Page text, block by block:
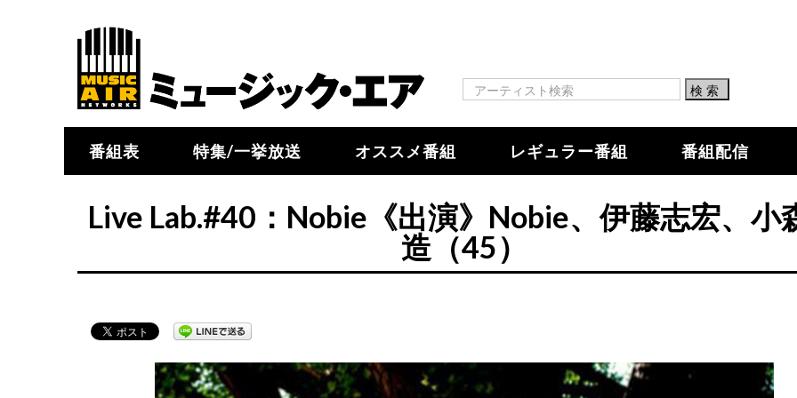
番組表 特集/一挙放送 オススメ番組 レギュラー番組 番組配信
Live Lab.#40：Nobie《出演》Nobie、伊藤志宏、小
造（45）